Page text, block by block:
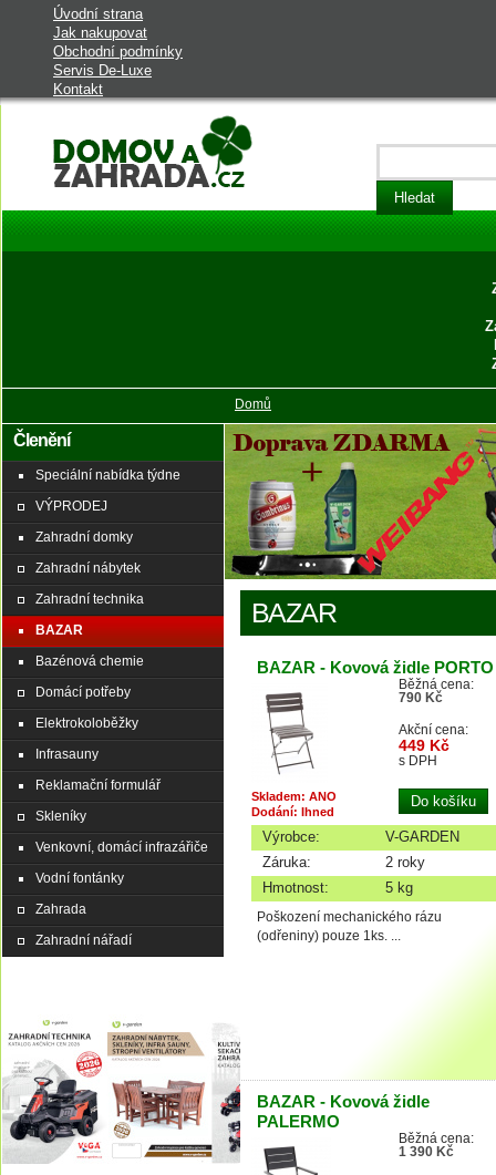
Úvodní strana
Jak nakupovat
Obchodní podmínky
Servis De-Luxe
Kontakt
Domov a zahrada - vybavení do
domu a na zahradu
Domů
Členění
Speciální nabídka týdne
VÝPRODEJ
Zahradní domky
Zahradní nábytek
Zahradní technika
BAZAR
Bazénová chemie
Domácí potřeby
Elektrokoloběžky
Infrasauny
Reklamační formulář
Skleníky
Venkovní, domácí infrazářiče
Vodní fontánky
Zahrada
Zahradní nářadí
BAZAR
BAZAR - Kovová židle PORTO
Běžná cena:
790 Kč
Akční cena:
449 Kč
s DPH
Skladem: ANO
Dodání: Ihned
Výrobce:
V-GARDEN
Záruka:
2 roky
Hmotnost:
5 kg
Poškození mechanického rázu
(odřeniny) pouze 1ks. ...
BAZAR - Kovová židle
PALERMO
Běžná cena:
1 390 Kč